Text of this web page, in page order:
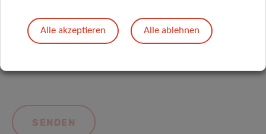
Mit dem Absenden Ihrer Nachricht erklären Sie
sich einverstanden mit
die LIH-
Alle akzeptieren Alle ablehnen